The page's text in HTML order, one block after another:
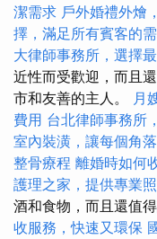
潔需求 戶外婚禮外燴
擇，滿足所有賓客的
大律師事務所，選擇
近性而受歡迎，而且
市和友善的主人。 月
費用 台北律師事務所
室內裝潢，讓每個角
整骨療程 離婚時如何
護理之家，提供專業
酒和食物，而且還值
收服務，快速又環保